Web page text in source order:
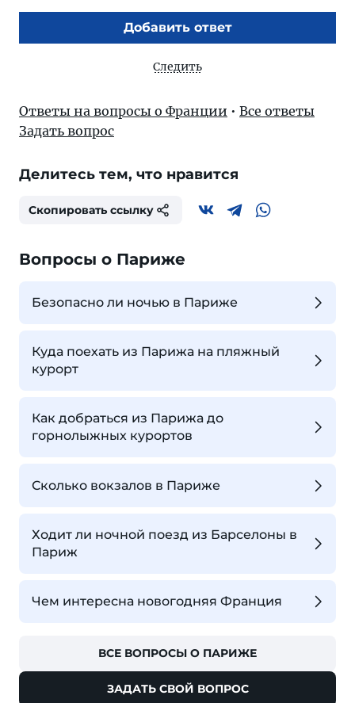
Добавить ответ
Следить
Ответы на вопросы о Франции • Все ответы
Задать вопрос
Делитесь тем, что нравится
Скопировать ссылку
Вопросы о Париже
Безопасно ли ночью в Париже
Куда поехать из Парижа на пляжный
курорт
Как добраться из Парижа до
горнолыжных курортов
Сколько вокзалов в Париже
Ходит ли ночной поезд из Барселоны в
Париж
Чем интересна новогодняя Франция
ВСЕ ВОПРОСЫ О ПАРИЖЕ
ЗАДАТЬ СВОЙ ВОПРОС